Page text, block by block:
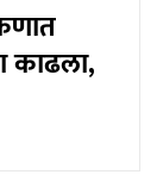
काढला,